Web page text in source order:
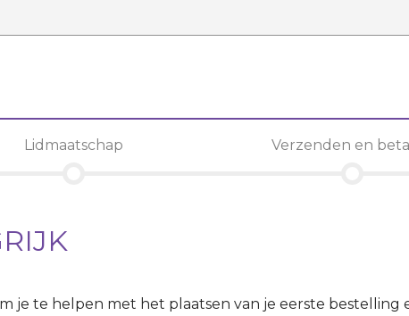
Lidmaatschap Verzenden en
je te helpen met het plaatsen van je eerste